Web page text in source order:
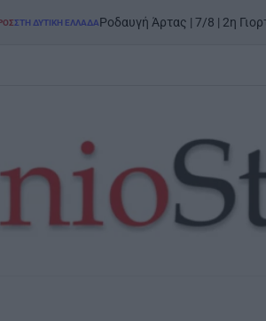
Ροδαυγή Άρτας | 7/8 | 2η Γιορτή Χορού και